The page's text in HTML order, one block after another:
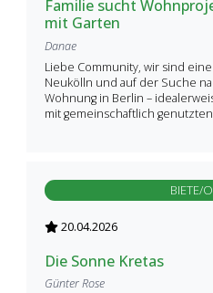
Familie sucht
mit Garten
Danae
Liebe Community, wir sind
Neukölln und auf der Suche
Wohnung in Berlin –
mit gemeinschaftlich
BIETE/
20.04.2026
Die Sonne Kretas
Günter Rose